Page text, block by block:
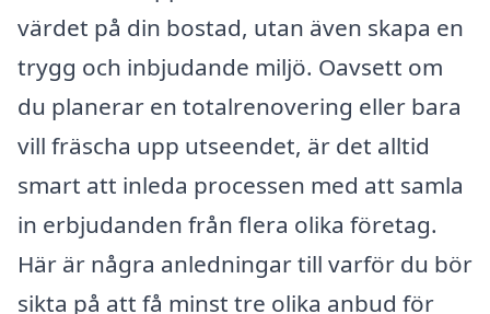
värdet på din bostad, utan även skapa en
trygg och inbjudande miljö. Oavsett om
du planerar en totalrenovering eller bara
vill fräscha upp utseendet, är det alltid
smart att inleda processen med att samla
in erbjudanden från flera olika företag.
Här är några anledningar till varför du bör
sikta på att få minst tre olika anbud för